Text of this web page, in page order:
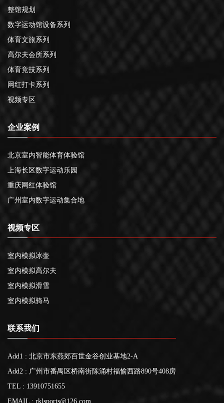
整馆规划
数字运动馆设备系列
体育文旅系列
高尔夫会所系列
体育竞技系列
网红打卡系列
视频专区
企业案例
北京室内智能体育体验馆
上海长区数字运动乐园
重庆网红体验馆
广州室内数字运动集合地
视频专区
室内模拟冰壶
室内模拟高尔夫
室内模拟滑雪
室内模拟骑马
联系我们
Add1 : 北京市东燕郊百世金谷创业基地2-A
Add2 : 广州市番禺区桥南街陈涌村福愉西路890号408房
TEL : 13910751655
EMAIL : rklsports@126.com